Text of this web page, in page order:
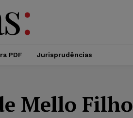
PDF Jurisprudências
Mello Filho